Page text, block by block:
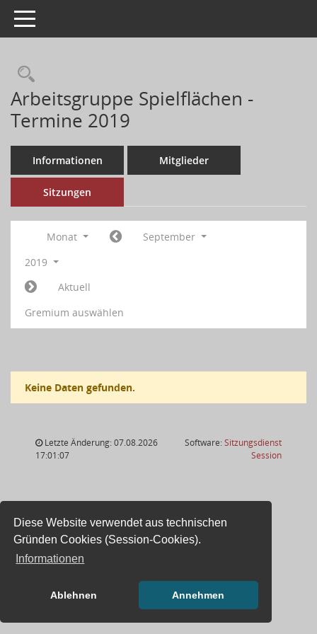
Diese Website verwendet aus technischen
Gründen Cookies (Session-Cookies).
Informationen
Ablehnen Annehmen
Toggle navigation
Arbeitsgruppe Spielflächen -
Termine 2019
Informationen Mitglieder
Sitzungen
Monat
September
2019
Aktuell
Gremium auswählen
Keine Daten gefunden.
Letzte Änderung: 07.08.2026
17:01:07
Software:Sitzungsdienst
Session(Wird in